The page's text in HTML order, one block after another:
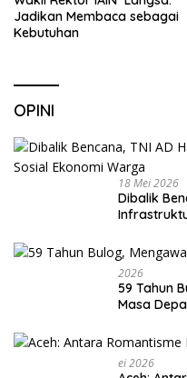
Jadikan Membaca sebagai
Kebutuhan
OPINI
18 Mei 2026
Dibalik
2026
59 Tahun
Masa
Ei 2026